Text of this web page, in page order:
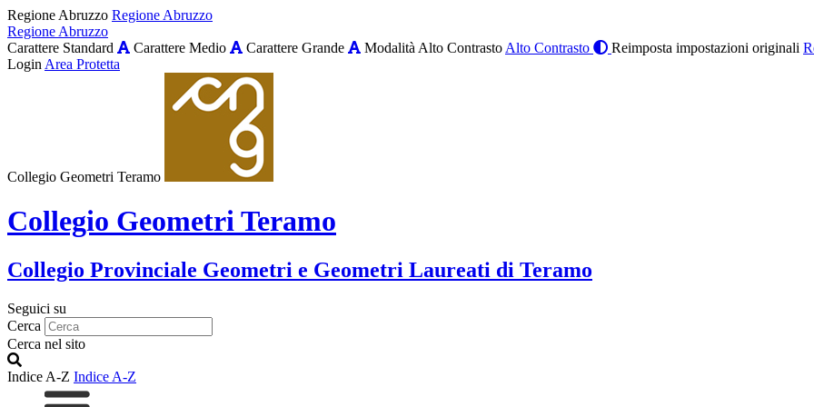
Regione Abruzzo Regione Abruzzo
Regione Abruzzo
Carattere Standard
Carattere Medio Carattere Grande Modalità Alto Contrasto Alto Contrasto Reimposta impostazioni originali
Login Area Protetta
Collegio Geometri Teramo
Collegio Geometri Teramo
Collegio Provinciale Geometri e Geometri Laureati di Teramo
Seguici su
Cerca
Cerca nel sito
Indice A-Z Indice A-Z